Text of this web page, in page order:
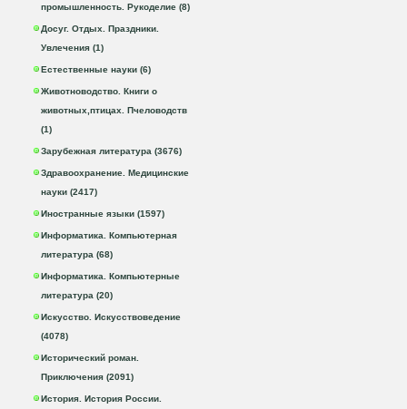
промышленность. Рукоделие (8)
Досуг. Отдых. Праздники.
Увлечения (1)
Естественные науки (6)
Животноводство. Книги о
животных,птицах. Пчеловодств
(1)
Зарубежная литература (3676)
Здравоохранение. Медицинские
науки (2417)
Иностранные языки (1597)
Информатика. Компьютерная
литература (68)
Информатика. Компьютерные
литература (20)
Искусство. Искусствоведение
(4078)
Исторический роман.
Приключения (2091)
История. История России.